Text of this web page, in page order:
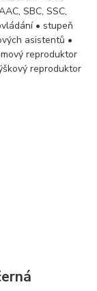
SBC, SSC,
• stupeň
asistentů •
reproduktor
reproduktor